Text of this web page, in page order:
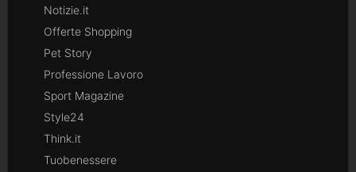
Notizie.it
Offerte Shopping
Pet Story
Professione Lavoro
Sport Magazine
Style24
Think.it
Tuobenessere